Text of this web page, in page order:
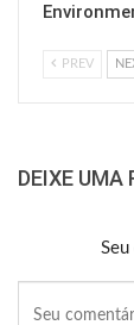
PREV
DEIXE UMA